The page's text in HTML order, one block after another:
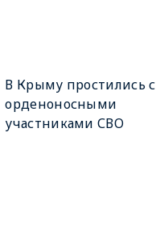
В Крыму простились с
орденоносными
участниками СВО